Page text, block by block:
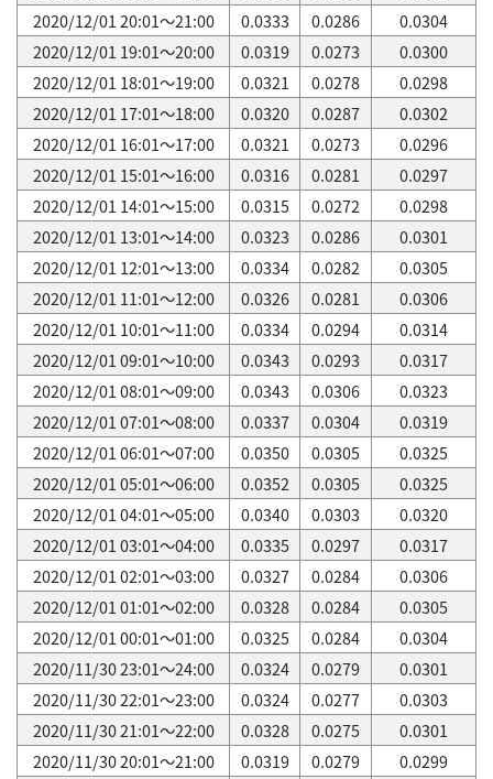
2020/12/01 20:01～21:00
0.0333 0.0286
0.0304
2020/12/01 19:01～20:00
0.0319 0.0273
0.0300
2020/12/01 18:01～19:00
0.0321 0.0278
0.0298
2020/12/01 17:01～18:00
0.0320 0.0287
0.0302
2020/12/01 16:01～17:00
0.0321 0.0273
0.0296
2020/12/01 15:01～16:00
0.0316 0.0281
0.0297
2020/12/01 14:01～15:00
0.0315 0.0272
0.0298
2020/12/01 13:01～14:00
0.0323 0.0286
0.0301
2020/12/01 12:01～13:00
0.0334 0.0282
0.0305
2020/12/01 11:01～12:00
0.0326 0.0281
0.0306
2020/12/01 10:01～11:00
0.0334 0.0294
0.0314
2020/12/01 09:01～10:00
0.0343 0.0293
0.0317
2020/12/01 08:01～09:00
0.0343 0.0306
0.0323
2020/12/01 07:01～08:00
0.0337 0.0304
0.0319
2020/12/01 06:01～07:00
0.0350 0.0305
0.0325
2020/12/01 05:01～06:00
0.0352 0.0305
0.0325
2020/12/01 04:01～05:00
0.0340 0.0303
0.0320
2020/12/01 03:01～04:00
0.0335 0.0297
0.0317
2020/12/01 02:01～03:00
0.0327 0.0284
0.0306
2020/12/01 01:01～02:00
0.0328 0.0284
0.0305
2020/12/01 00:01～01:00
0.0325 0.0284
0.0304
2020/11/30 23:01～24:00
0.0324 0.0279
0.0301
2020/11/30 22:01～23:00
0.0324 0.0277
0.0303
2020/11/30 21:01～22:00
0.0328 0.0275
0.0301
2020/11/30 20:01～21:00
0.0319 0.0279
0.0299